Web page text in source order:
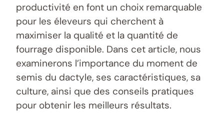
productivité en font un choix remarquable
pour les éleveurs qui cherchent à
maximiser la qualité et la quantité de
fourrage disponible. Dans cet article, nous
examinerons l’importance du moment de
semis du dactyle, ses caractéristiques, sa
culture, ainsi que des conseils pratiques
pour obtenir les meilleurs résultats.